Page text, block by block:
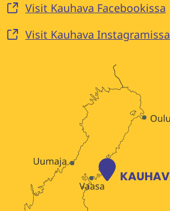
Visit Kauhava Facebookissa
Visit Kauhava Instagramissa